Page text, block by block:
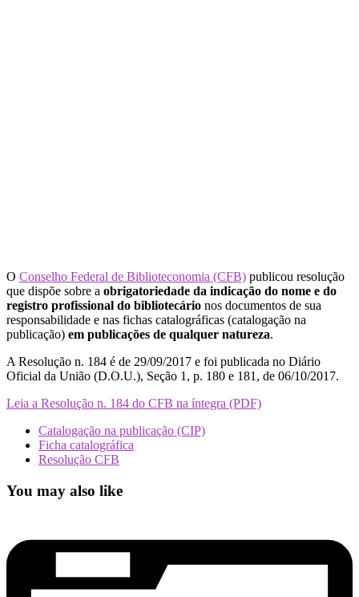
O Conselho Federal de Biblioteconomia (CFB) publicou resolução
que dispõe sobre a obrigatoriedade da indicação do nome e do
registro profissional do bibliotecário nos documentos de sua
responsabilidade e nas fichas catalográficas (catalogação na
publicação) em publicações de qualquer natureza.
A Resolução n. 184 é de 29/09/2017 e foi publicada no Diário
Oficial da União (D.O.U.), Seção 1, p. 180 e 181, de 06/10/2017.
Leia a Resolução n. 184 do CFB na íntegra (PDF)
Catalogação na publicação (CIP)
Ficha catalográfica
Resolução CFB
You may also like